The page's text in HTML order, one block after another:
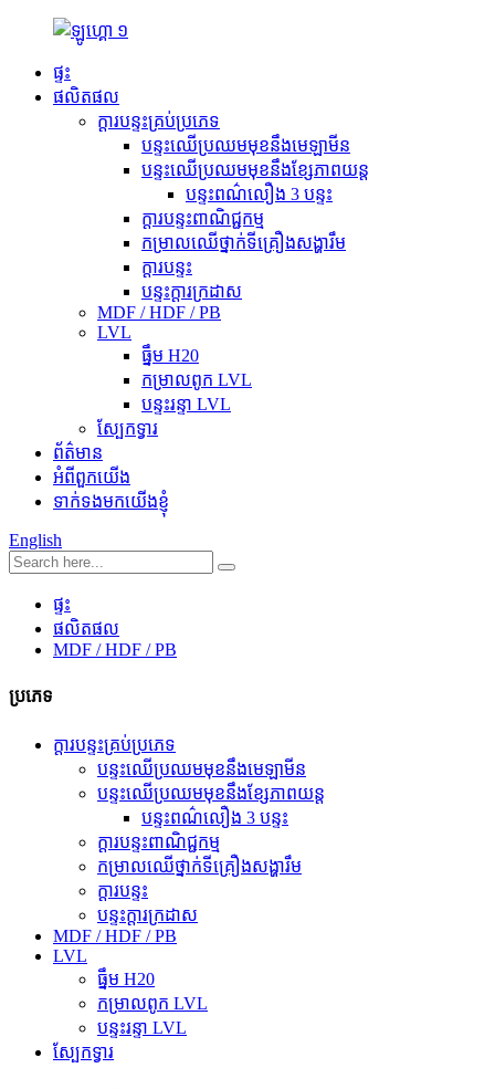
ផ្ទះ
ផលិតផល
ក្តារបន្ទះគ្រប់ប្រភេទ
បន្ទះឈើប្រឈមមុខនឹងមេឡាមីន
បន្ទះឈើប្រឈមមុខនឹងខ្សែភាពយន្ត
បន្ទះពណ៌លឿង 3 បន្ទះ
ក្តារបន្ទះពាណិជ្ជកម្ម
កម្រាលឈើថ្នាក់ទីគ្រឿងសង្ហារឹម
ក្តារបន្ទះ
បន្ទះក្តារក្រដាស
MDF / HDF / PB
LVL
ធ្នឹម H20
កម្រាលពូក LVL
បន្ទះរន្ទា LVL
ស្បែកទ្វារ
ព័ត៌មាន
អំពីពួកយើង
ទាក់ទងមកយើងខ្ញុំ
English
ផ្ទះ
ផលិតផល
MDF / HDF / PB
ប្រភេទ
ក្តារបន្ទះគ្រប់ប្រភេទ
បន្ទះឈើប្រឈមមុខនឹងមេឡាមីន
បន្ទះឈើប្រឈមមុខនឹងខ្សែភាពយន្ត
បន្ទះពណ៌លឿង 3 បន្ទះ
ក្តារបន្ទះពាណិជ្ជកម្ម
កម្រាលឈើថ្នាក់ទីគ្រឿងសង្ហារឹម
ក្តារបន្ទះ
បន្ទះក្តារក្រដាស
MDF / HDF / PB
LVL
ធ្នឹម H20
កម្រាលពូក LVL
បន្ទះរន្ទា LVL
ស្បែកទ្វារ